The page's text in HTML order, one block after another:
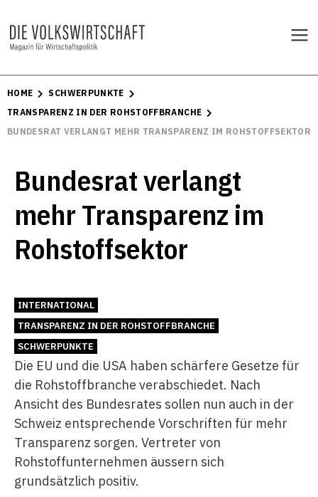
HOME
SCHWERPUNKTE
TRANSPARENZ IN DER ROHSTOFFBRANCHE
BUNDESRAT VERLANGT MEHR TRANSPARENZ IM ROHSTOFFSEKTOR
Bundesrat verlangt
mehr Transparenz im
Rohstoffsektor
INTERNATIONAL
TRANSPARENZ IN DER ROHSTOFFBRANCHE
SCHWERPUNKTE
Die EU und die USA haben schärfere Gesetze für
die Rohstoffbranche verabschiedet. Nach
Ansicht des Bundesrates sollen nun auch in der
Schweiz entsprechende Vorschriften für mehr
Transparenz sorgen. Vertreter von
Rohstoffunternehmen äussern sich
grundsätzlich positiv.